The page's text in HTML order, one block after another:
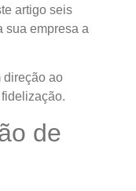
artigo seis
sua empresa a
direção ao
de